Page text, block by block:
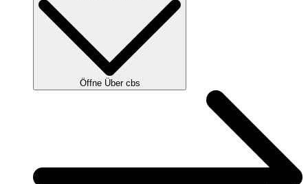
Öffne Über cbs